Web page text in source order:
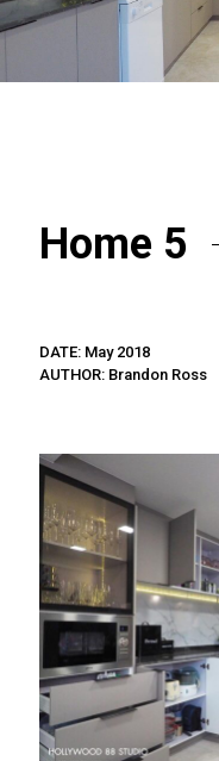
Home 5
DATE: May 2018
AUTHOR: Brandon Ross